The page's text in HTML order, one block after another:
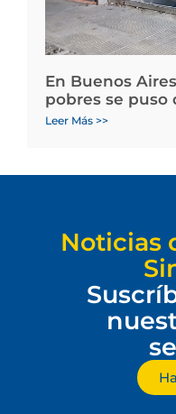
En Buenos
pobres se puso
Leer Más >>
Noticias